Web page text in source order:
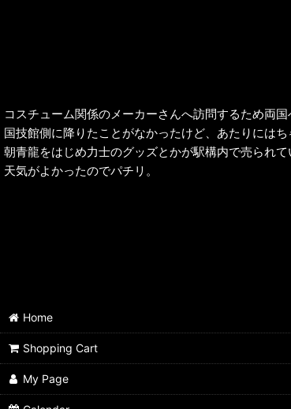
コスチューム関係のメーカーさんへ訪問するため両国
国技館側に降りたことがなかったけど、あたりにはち
朝青龍をはじめ力士のグッズとかが駅構内で売られて
天気がよかったのでパチリ。
Home
Shopping Cart
My Page